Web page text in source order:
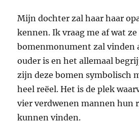
Mijn dochter zal haar haar
kennen. Ik vraag me af wat
bomenmonument zal vinden
ouder is en het allemaal
zijn deze bomen symbolisch
heel reëel. Het is de plek
vier verdwenen mannen hun
kunnen vinden.